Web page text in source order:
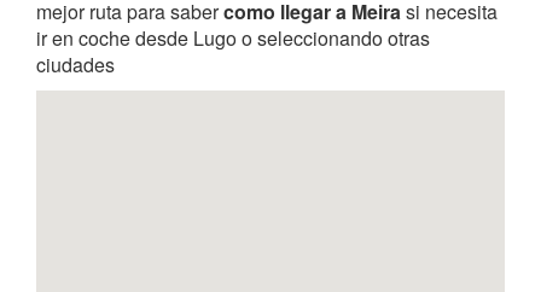
mejor ruta para sabercomo llegar a Meirasi necesita
ir en coche desde Lugo o seleccionando otras
ciudades